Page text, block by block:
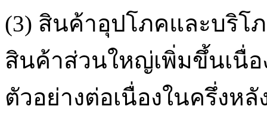
(3) สินค้าอุปโภคและบริโ
สินค้าส่วนใหญ่เพิ่มขึ้นเนื่
ตัวอย่างต่อเนื่องในครึ่งหลั